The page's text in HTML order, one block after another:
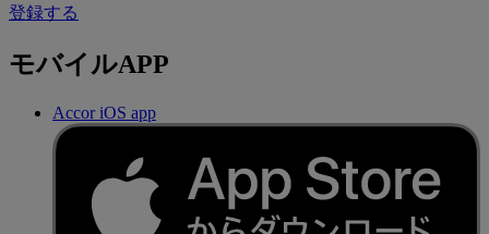
登録する
モバイルAPP
Accor iOS app